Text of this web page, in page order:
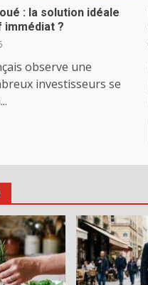
: la solution idéale
immédiat ?
observe une
investisseurs se